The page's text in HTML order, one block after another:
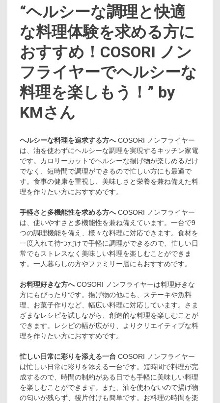
“ヘルシーな調理と快適
な料理体験を求める方に
おすすめ！COSORI ノン
フライヤーでヘルシーな
料理を楽しもう！” by
KMさん
ヘルシーな料理を追求する方へ COSORI ノンフライヤー
は、油を使わずにヘルシーな調理を実現するキッチン家電
です。カロリーカットでヘルシーな揚げ物が楽しめるだけ
でなく、短時間で調理ができるので忙しい方にも最適で
す。食事の健康を重視し、美味しさと栄養を兼ね備えた料
理を作りたい方におすすめです。
手軽さと多機能性を求める方へ COSORI ノンフライヤー
は、使いやすさと多機能性を兼ね備えています。一台で9
つの調理機能を備え、様々な料理に対応できます。食材を
一度入れて待つだけで手軽に調理ができるので、忙しい日
常でもストレスなく美味しい料理を楽しむことができま
す。一人暮らしの方やファミリー層にもおすすめです。
お料理好きな方へ COSORI ノンフライヤーは料理好きな
方にもぴったりです。揚げ物の他にも、ステーキや魚料
理、お菓子作りなど、幅広い料理に対応しています。さま
ざまなレシピを試しながら、創造的な料理を楽しむことが
できます。レシピの幅が広がり、よりクリエイティブな料
理を作りたい方におすすめです。
忙しい日常に彩りを添える一台 COSORI ノンフライヤー
は忙しい日常に彩りを添える一台です。短時間で料理が完
成するので、時間の制約がある日でも手軽に美味しい料理
を楽しむことができます。また、油を使わないので揚げ物
の匂いが残らず、後片付けも簡単です。お料理の時間を楽